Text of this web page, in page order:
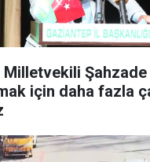
Milletvekili
için daha fazla